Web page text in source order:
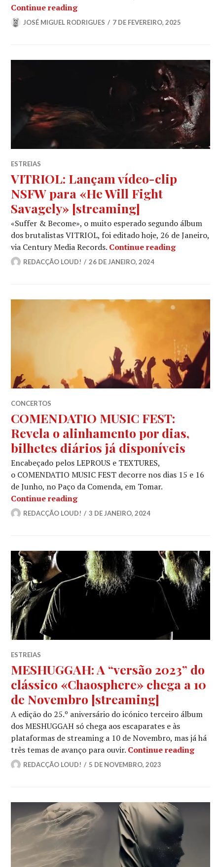
Continue readingJINJER: Novo álbum, «Duél», para
JOSÉ MIGUEL RODRIGUES 7 DE FEVEREIRO, 2025
ESTREIAS
VITRIOL: Lançam vídeo-clip
NSFW para «He Will Fight
Savagely» [streaming]
«Suffer & Become», o muito esperado segundo álbum
dos brutalistas VITRIOL, foi editado hoje, 26 de Janeiro,
via Century Media Records. Continue readingVITRIOL:
REDACÇÃO LOUD! 26 DE JANEIRO, 2024
CONCERTOS
COMENDATIO MUSIC FEST:
Revela o alinhamento por dias,
bilhetes diários já disponíveis
Encabeçado pelos LEPROUS e TEXTURES,
o COMENDATIO MUSIC FEST decorre nos dias 15 e 16
de Junho, no Paço da Comenda, em Tomar.
Continue readingCOMENDATIO MUSIC FEST:
REDACÇÃO LOUD! 3 DE JANEIRO, 2024
ESTREIAS
MESHUGGAH: A “versão 2023” do
clássico «Chaosphere» chega a 10
de Novembro [streaming]
A edição do 25.º aniversário do icónico terceiro álbum
dos MESHUGGAH só chega aos escaparates e às
plataformas de streaming a 10 de Novembro, mas já há
três temas de avanço para ouvir. Continue reading
REDACÇÃO LOUD! 5 DE NOVEMBRO, 2023